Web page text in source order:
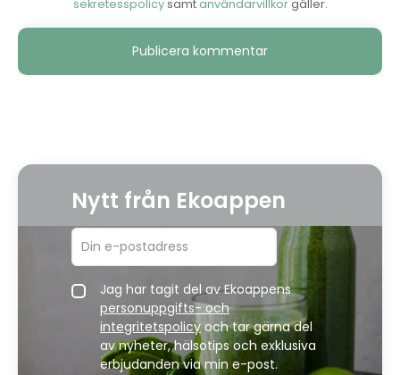
sekretesspolicysamtanvändarvillkorgäller.
Alternative:
Nytt från Ekoappen
Jag har tagit del av Ekoappens
personuppgifts- och
integritetspolicyoch tar gärna del
av nyheter, hälsotips och exklusiva
erbjudanden via min e-post.